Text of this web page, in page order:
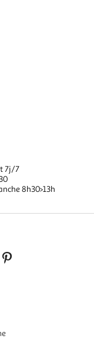
7j/7
8h30>13h